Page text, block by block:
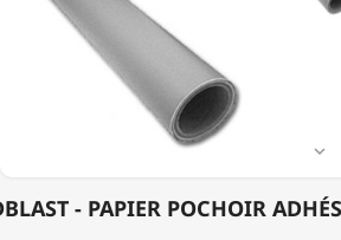
- PAPIER POCHOIR
